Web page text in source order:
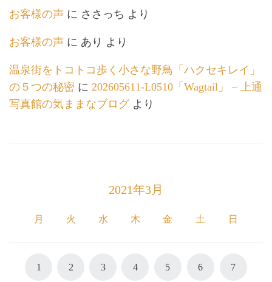
お客様の声 に ささっち より
お客様の声 に あり より
温泉街をトコトコ歩く小さな野鳥「ハクセキレイ」
の５つの秘密 に 202605611-L0510「Wagtail」 – 上通
写真館の気ままなブログより
2021年3月
月 火 水 木 金 土 日
1 2 3 4 5 6 7